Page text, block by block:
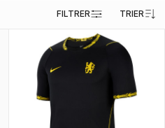
FILTRER TRIER